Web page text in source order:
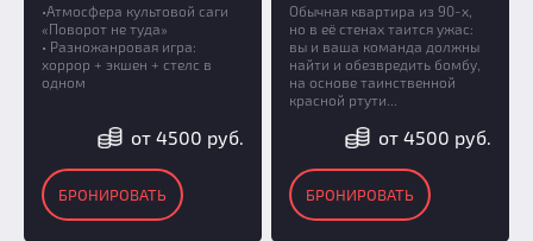
•Атмосфера культовой саги
«Поворот не туда»
• Разножанровая игра:
хоррор + экшен + стелс в
одном
от 4500 руб.
БРОНИРОВАТЬ
Обычная квартира из 90-х,
но в её стенах таится ужас:
вы и ваша команда должны
найти и обезвредить бомбу,
на основе таинственной
красной ртути...
от 4500 руб.
БРОНИРОВАТЬ